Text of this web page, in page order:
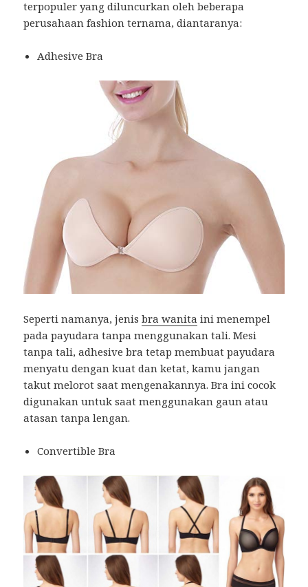
terpopuler yang diluncurkan oleh beberapa
perusahaan fashion ternama, diantaranya:
Adhesive Bra
Seperti namanya, jenisbra wanita ini menempel
pada payudara tanpa menggunakan tali. Mesi
tanpa tali, adhesive bra tetap membuat payudara
menyatu dengan kuat dan ketat, kamu jangan
takut melorot saat mengenakannya. Bra ini cocok
digunakan untuk saat menggunakan gaun atau
atasan tanpa lengan.
Convertible Bra